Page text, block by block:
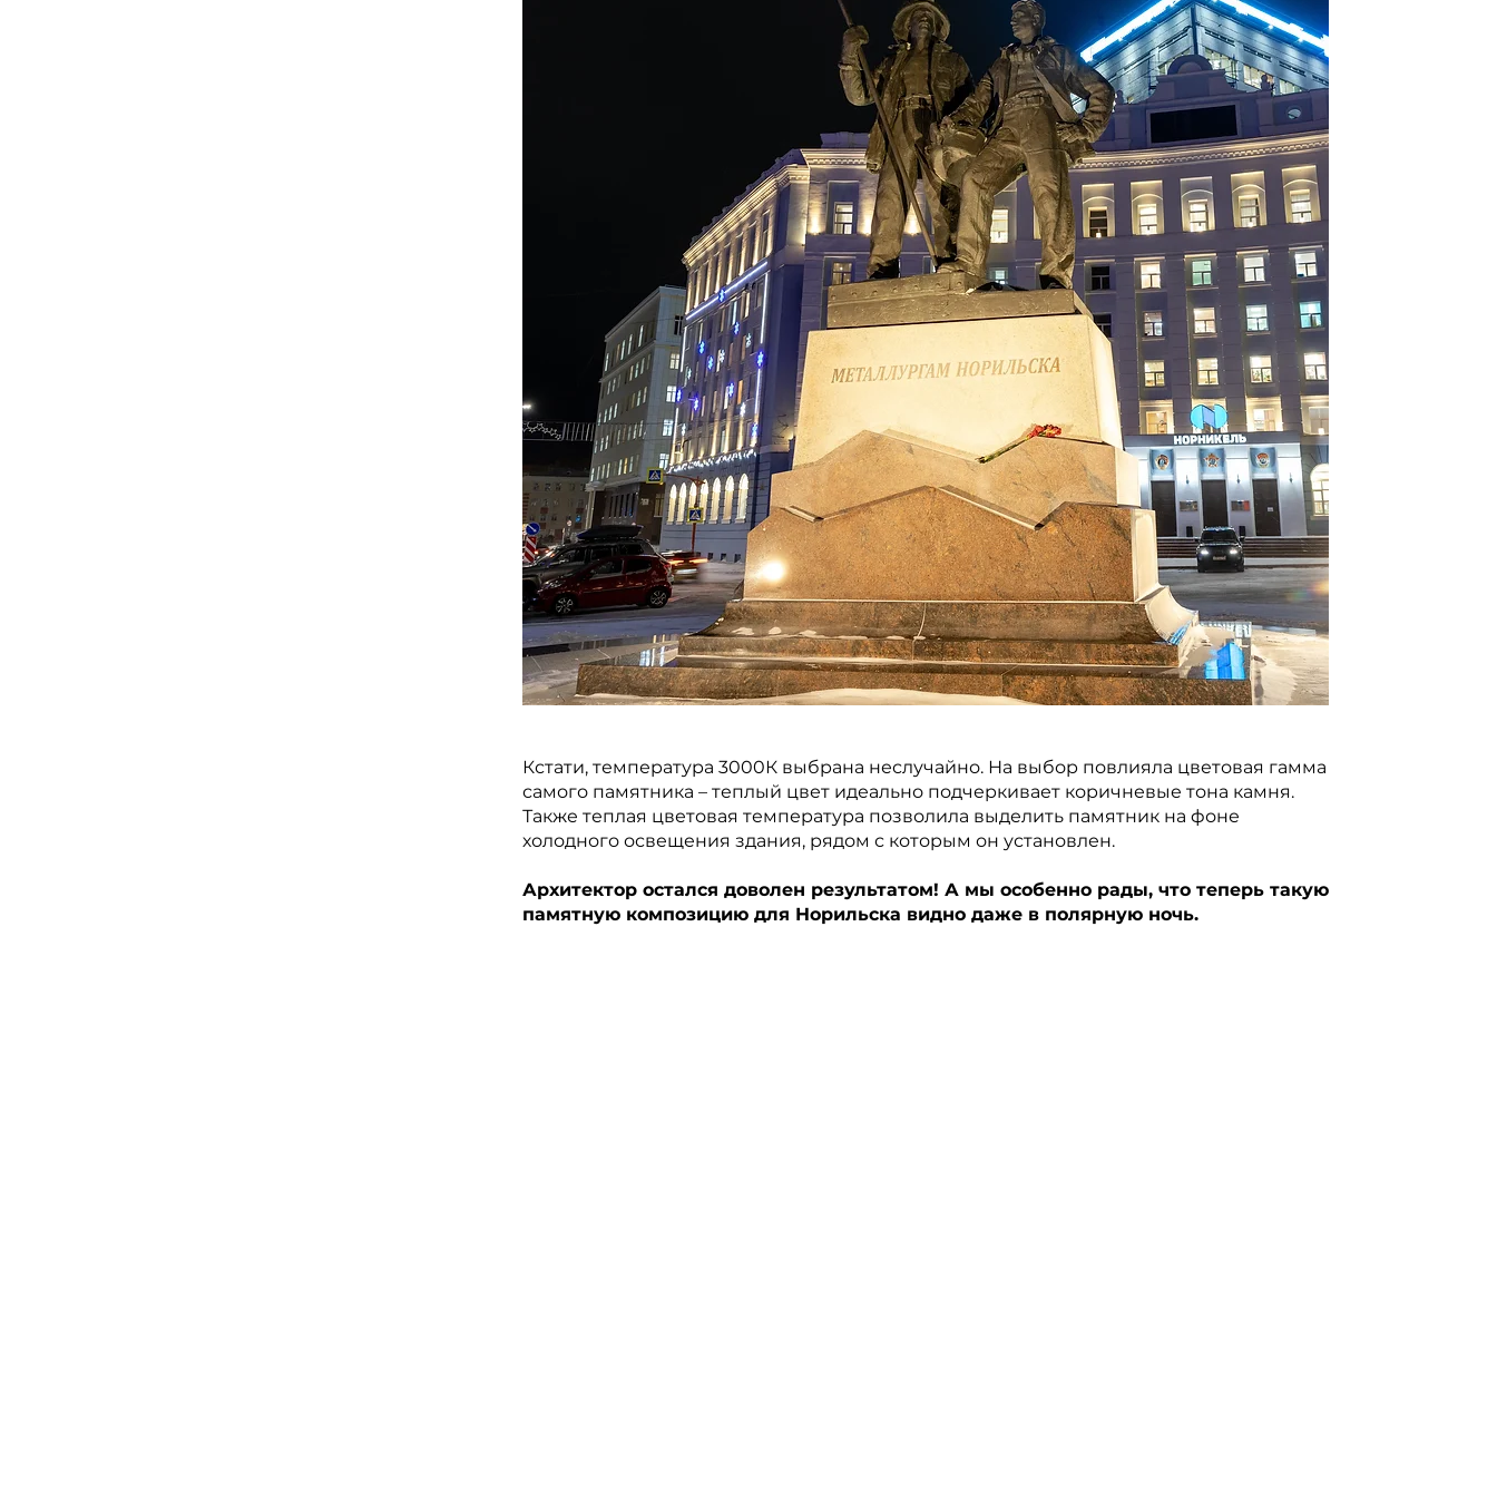
Кстати, температура 3000К выбрана неслучайно. На выбор повлияла цветовая гамма
самого памятника – теплый цвет идеально подчеркивает коричневые тона камня.
Также теплая цветовая температура позволила выделить памятник на фоне
холодного освещения здания, рядом с которым он установлен.
Архитектор остался доволен результатом! А мы особенно рады, что теперь такую
памятную композицию для Норильска видно даже в полярную ночь.